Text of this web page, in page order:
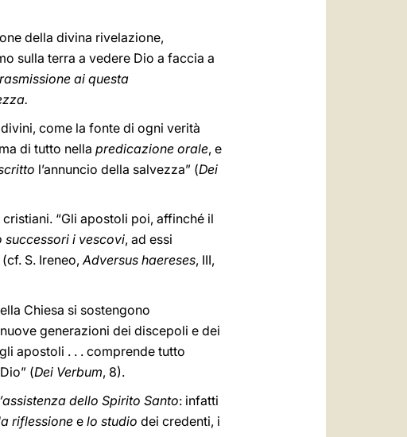
della divina rivelazione,
sulla terra a vedere Dio a faccia a
ai questa
come la fonte di ogni verità
di tutto nella predicazione orale, e
l’annuncio della salvezza” (Dei
“Gli apostoli poi, affinché il
i vescovi, ad essi
(cf. S. Ireneo,Adversus haereses, III,
Chiesa si sostengono
generazioni dei discepoli e dei
apostoli . . . comprende tutto
(Dei Verbum, 8).
dello Spirito Santo: infatti
riflessione e lo studio dei credenti, i